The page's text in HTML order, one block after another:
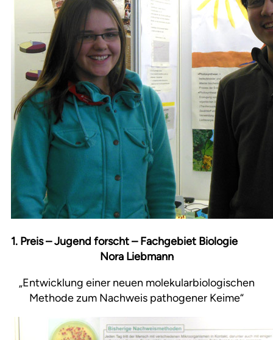
1. Preis – Jugend forscht – Fachgebiet Biologie
Nora Liebmann
„Entwicklung einer neuen molekularbiologischen
Methode zum Nachweis pathogener Keime“